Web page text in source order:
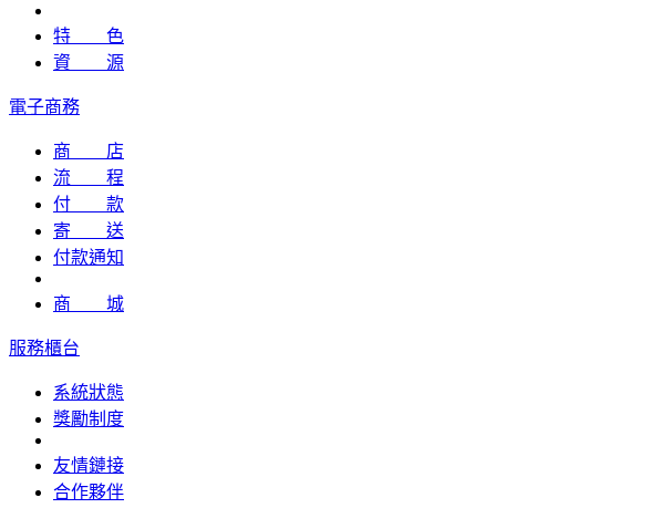
特 色
資 源
電子商務
商 店
流 程
付 款
寄 送
付款通知
商 城
服務櫃台
系統狀態
獎勵制度
友情鏈接
合作夥伴